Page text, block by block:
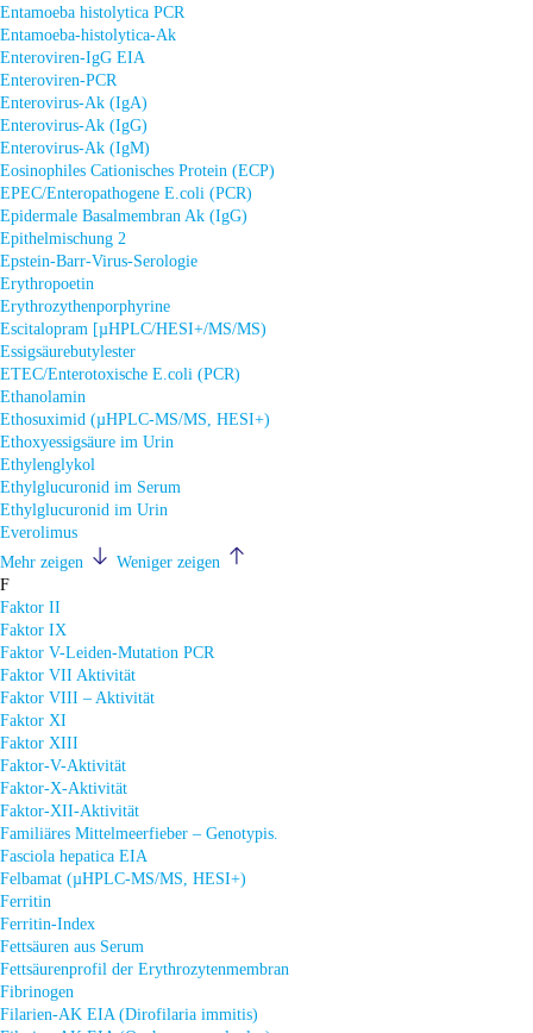
Entamoeba histolytica PCR
Entamoeba-histolytica-Ak
Enteroviren-IgG EIA
Enteroviren-PCR
Enterovirus-Ak (IgA)
Enterovirus-Ak (IgG)
Enterovirus-Ak (IgM)
Eosinophiles Cationisches Protein (ECP)
EPEC/Enteropathogene E.coli (PCR)
Epidermale Basalmembran Ak (IgG)
Epithelmischung 2
Epstein-Barr-Virus-Serologie
Erythropoetin
Erythrozythenporphyrine
Escitalopram [µHPLC/HESI+/MS/MS)
Essigsäurebutylester
ETEC/Enterotoxische E.coli (PCR)
Ethanolamin
Ethosuximid (µHPLC-MS/MS, HESI+)
Ethoxyessigsäure im Urin
Ethylenglykol
Ethylglucuronid im Serum
Ethylglucuronid im Urin
Everolimus
Mehr zeigen
Weniger zeigen
F
Faktor II
Faktor IX
Faktor V-Leiden-Mutation PCR
Faktor VII Aktivität
Faktor VIII – Aktivität
Faktor XI
Faktor XIII
Faktor-V-Aktivität
Faktor-X-Aktivität
Faktor-XII-Aktivität
Familiäres Mittelmeerfieber – Genotypis.
Fasciola hepatica EIA
Felbamat (µHPLC-MS/MS, HESI+)
Ferritin
Ferritin-Index
Fettsäuren aus Serum
Fettsäurenprofil der Erythrozytenmembran
Fibrinogen
Filarien-AK EIA (Dirofilaria immitis)